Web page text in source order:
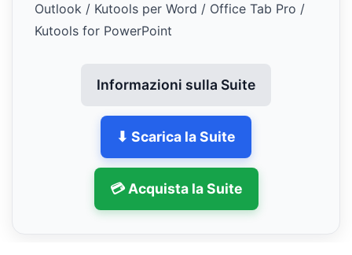
Outlook / Kutools per Word / Office Tab Pro /
Kutools for PowerPoint
Informazioni sulla Suite
⬇ Scarica la Suite
💳 Acquista la Suite